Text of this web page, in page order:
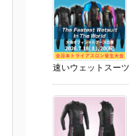
速いウェットスー